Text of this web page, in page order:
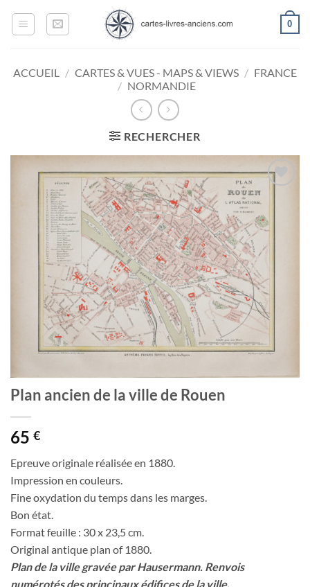
0
ACCUEIL / CARTES & VUES - MAPS & VIEWS / FRANCE
/ NORMANDIE
RECHERCHER
Ajouter
wishlist
Plan ancien de la ville de Rouen
65 €
Epreuve originale réalisée en 1880.
Impression en couleurs.
Fine oxydation du temps dans les marges.
Bon état.
Format feuille : 30 x 23,5 cm.
Original antique plan of 1880.
Plan de la ville gravée par Hausermann. Renvois
numérotés des principaux édifices de la ville.